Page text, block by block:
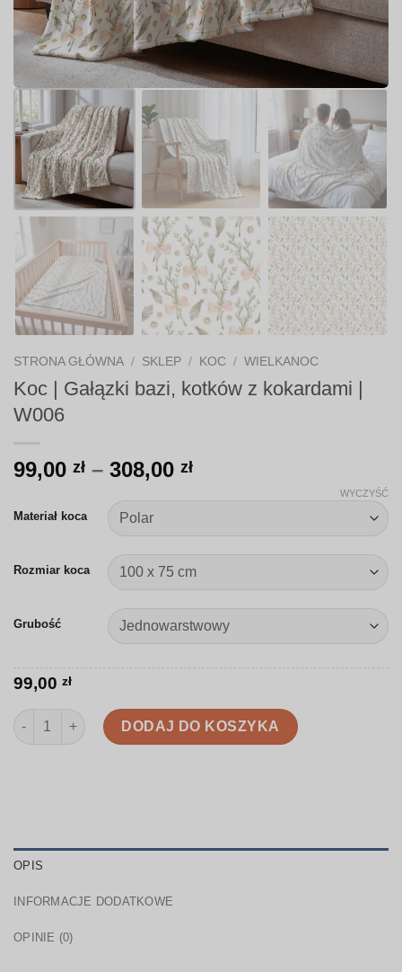
STRONA GŁÓWNA / SKLEP / KOC / WIELKANOC
Koc | Gałązki bazi, kotków z kokardami |
W006
99,00 zł – 308,00 złZakres
99,00 zł
do
308,00 zł
Materiał koca
Rozmiar koca
Grubość
WYCZYŚĆ
99,00 zł
ilość Koc | Gałązki bazi, kotków z kokardami | W006
DODAJ DO KOSZYKA
OPIS
INFORMACJE DODATKOWE
OPINIE (0)